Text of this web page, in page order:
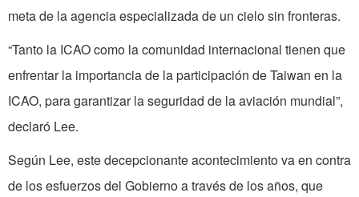
meta de la agencia especializada de un cielo sin fronteras.
“Tanto la ICAO como la comunidad internacional tienen que
enfrentar la importancia de la participación de Taiwan en la
ICAO, para garantizar la seguridad de la aviación mundial”,
declaró Lee.
Según Lee, este decepcionante acontecimiento va en contra
de los esfuerzos del Gobierno a través de los años, que